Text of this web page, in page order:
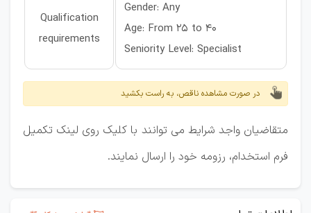
Gender: Any
Age: From 25 to 40
Seniority Level: Specialist
Qualification
requirements
در صورت مشاهده ناقص، به راست بکشید
متقاضیان واجد شرایط می توانند با کلیک روی لینک تکمیل
فرم استخدام، رزومه خود را ارسال نمایند.